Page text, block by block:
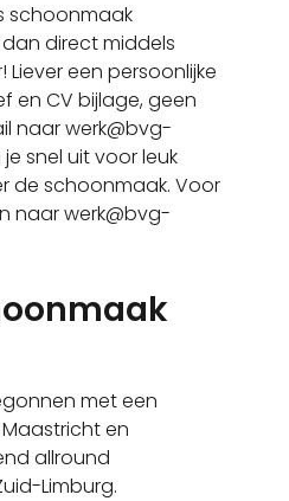
schoonmaak
direct middels
een persoonlijke
en CV bijlage, geen
naar werk@bvg-
snel uit voor leuk
de schoonmaak. Voor
naar werk@bvg-
met een
en
allround
Limburg.